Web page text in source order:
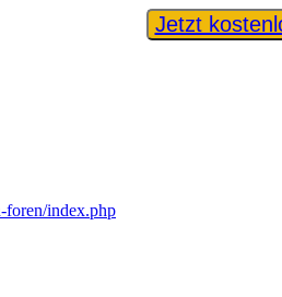
Jetzt
foren/index.php